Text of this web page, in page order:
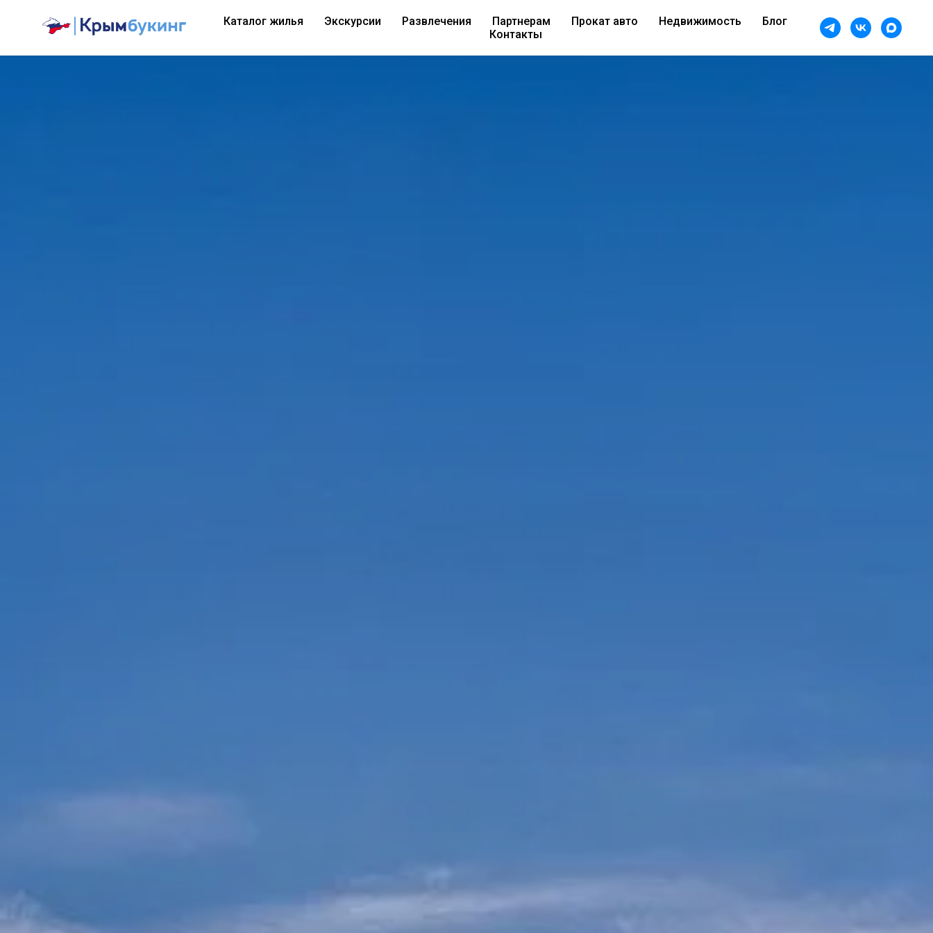
Каталог жилья Экскурсии Развлечения Партнерам Прокат авто Недвижимость
Блог
Контакты